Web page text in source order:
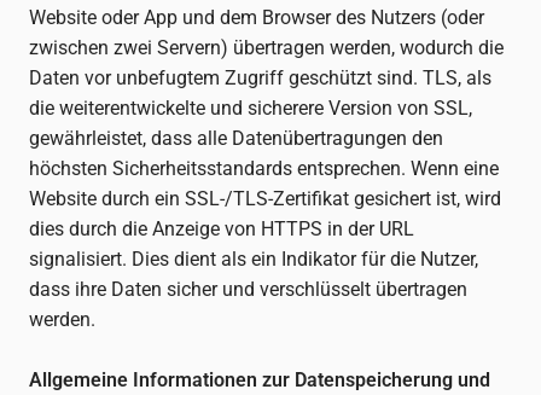
Website oder App und dem Browser des Nutzers (oder
zwischen zwei Servern) übertragen werden, wodurch die
Daten vor unbefugtem Zugriff geschützt sind. TLS, als
die weiterentwickelte und sicherere Version von SSL,
gewährleistet, dass alle Datenübertragungen den
höchsten Sicherheitsstandards entsprechen. Wenn eine
Website durch ein SSL-/TLS-Zertifikat gesichert ist, wird
dies durch die Anzeige von HTTPS in der URL
signalisiert. Dies dient als ein Indikator für die Nutzer,
dass ihre Daten sicher und verschlüsselt übertragen
werden.
Allgemeine Informationen zur Datenspeicherung und